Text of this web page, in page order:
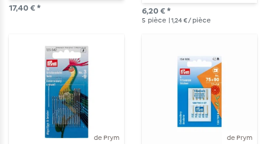
17,40 € *
Quilting 75 et 90 - 5 pièces
6,20 € *
5 pièce | 1,24 € / pièce
de Prym de Prym